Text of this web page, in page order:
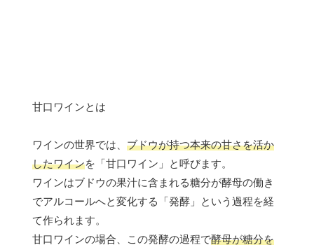
甘口ワインとは
ワインの世界では、 ブドウが持つ本来の甘さを活か
したワインを「甘口ワイン」と呼びます。
ワインはブドウの果汁に含まれる糖分が酵母の働き
でアルコールへと変化する「発酵」という過程を経
て作られます。
甘口ワインの場合、この発酵の過程で酵母が糖分を